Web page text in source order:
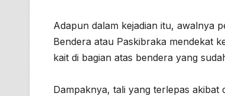
Adapun dalam kejadian itu, awalnya
Bendera atau Paskibraka mendekat
kait di bagian atas bendera yang
Dampaknya, tali yang terlepas